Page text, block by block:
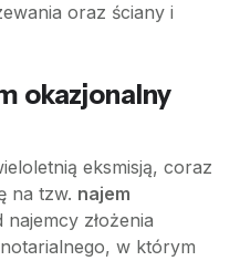
oraz ściany i
okazjonalny
eksmisją, coraz
na tzw. najem
złożenia
w którym